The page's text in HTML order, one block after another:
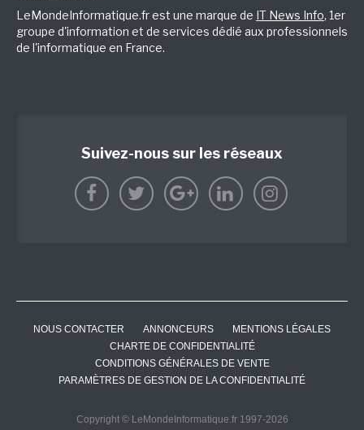
LeMondeInformatique.fr est une marque de IT News Info, 1er
groupe d'information et de services dédié aux professionnels
de l'informatique en France.
Suivez-nous sur les réseaux
NOUS CONTACTER ANNONCEURS
MENTIONS LÉGALES
CHARTE DE CONFIDENTIALITÉ
CONDITIONS GÉNÉRALES DE VENTE
PARAMÈTRES DE GESTION DE LA CONFIDENTIALITÉ
Copyright © LeMondeInformatique.fr 1997-2026